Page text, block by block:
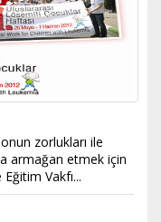
zorlukları ile
armağan etmek için
Vakfı...